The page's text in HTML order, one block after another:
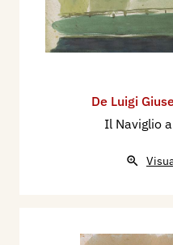
De Luigi
Il Naviglio